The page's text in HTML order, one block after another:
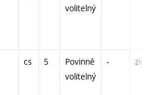
volitelný
cs 5
Povinně
volitelný
- zk